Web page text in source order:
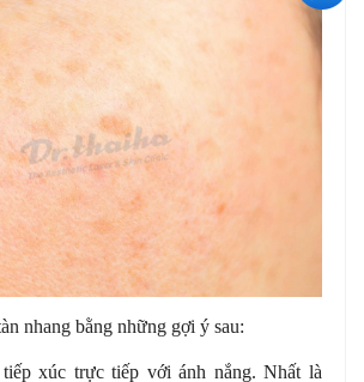
nhang bằng những gợi ý sau:
xúc trực tiếp với ánh nắng. Nhất là